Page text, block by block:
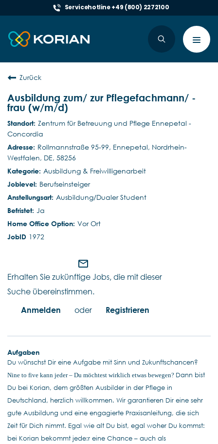
Servicehotline +49 (800) 2272100
Zurück
Ausbildung zum/ zur Pflegefachmann/ -
frau (w/m/d)
Zentrum für Betreuung und Pflege Ennepetal -
Concordia
Rollmannstraße 95-99, Ennepetal, Nordrhein-
Westfalen, DE, 58256
Ausbildung & Freiwilligenarbeit
Berufseinsteiger
Ausbildung/Dualer Student
Ja
Vor Ort
1972
mail_outline
Erhalten Sie zukünftige Jobs, die mit dieser
Suche übereinstimmen.
Anmelden
oder Registrieren
Aufgaben
Du wünschst Dir eine Aufgabe mit Sinn und Zukunftschancen?
Nine to five kann jeder – Du möchtest wirklich etwas bewegen? Dann bist
Du bei Korian, dem größten Ausbilder in der Pflege in
Deutschland, herzlich willkommen. Wir garantieren Dir eine sehr
gute Ausbildung und eine engagierte Praxisanleitung, die sich
Zeit für Dich nimmt. Egal wie alt Du bist, egal woher Du kommst:
bei Korian bekommt jede:r eine Chance – auch als